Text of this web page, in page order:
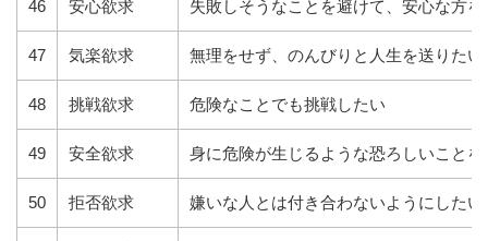
46 安心欲求 失敗しそうなことを避けて、安心な方
47 気楽欲求 無理をせず、のんびりと人生を送りたい
48 挑戦欲求 危険なことでも挑戦したい
49 安全欲求 身に危険が生じるような恐ろしいことを
50 拒否欲求 嫌いな人とは付き合わないようにしたい